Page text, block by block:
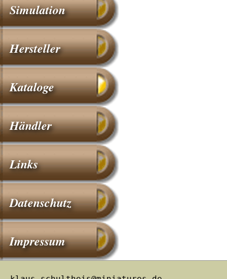
Simulation
Hersteller
Kataloge
Händler
Links
Datenschutz
Impressum